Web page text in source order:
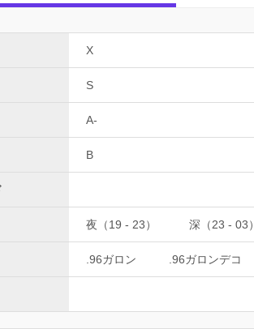
X
S
A-
B
夜（19 - 23） 深（23 - 03）
.96ガロン .96ガロンデコ